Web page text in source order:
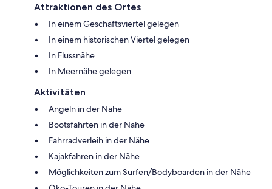
Attraktionen des Ortes
In einem Geschäftsviertel gelegen
In einem historischen Viertel gelegen
In Flussnähe
In Meernähe gelegen
Aktivitäten
Angeln in der Nähe
Bootsfahrten in der Nähe
Fahrradverleih in der Nähe
Kajakfahren in der Nähe
Möglichkeiten zum Surfen/Bodyboarden in der Nähe